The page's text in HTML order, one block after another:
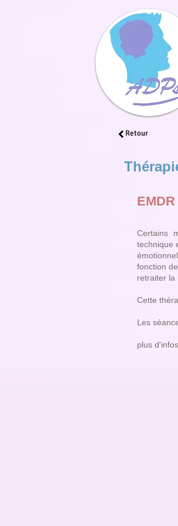
Retour
Certains
technique
fonction
retraiter la
Cette
Les
plus